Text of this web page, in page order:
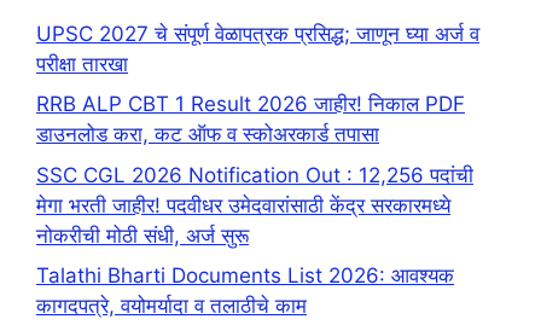
UPSC 2027 चे संपूर्ण वेळापत्रक प्रसिद्ध; जाणून घ्या अर्ज व
परीक्षा तारखा
RRB ALP CBT 1 Result 2026 जाहीर! निकाल PDF
डाउनलोड करा, कट ऑफ व स्कोअरकार्ड तपासा
SSC CGL 2026 Notification Out : 12,256 पदांची
मेगा भरती जाहीर! पदवीधर उमेदवारांसाठी केंद्र सरकारमध्ये
नोकरीची मोठी संधी, अर्ज सुरू
Talathi Bharti Documents List 2026: आवश्यक
कागदपत्रे, वयोमर्यादा व तलाठीचे काम